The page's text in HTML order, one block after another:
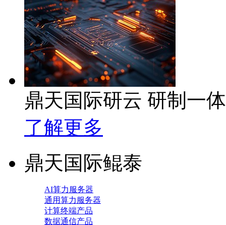
鼎天国际研云 研制一
了解更多
鼎天国际鲲泰
AI算力服务器
通用算力服务器
计算终端产品
数据通信产品